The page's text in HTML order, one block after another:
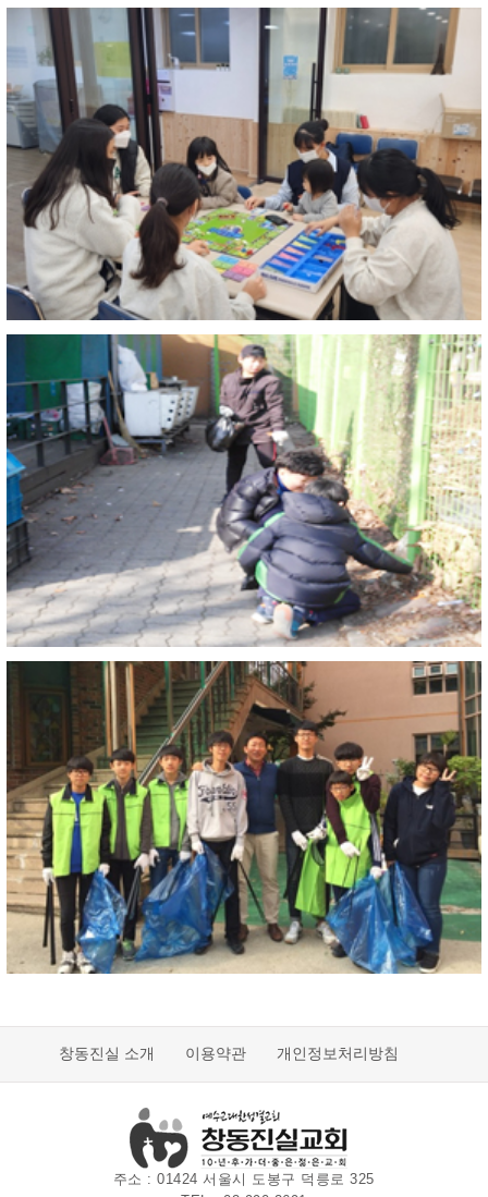
창동진실 소개 이용약관 개인정보처리방침
주소 : 01424 서울시 도봉구 덕릉로 325